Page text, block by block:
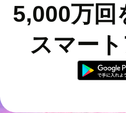
5,000万回
スマー